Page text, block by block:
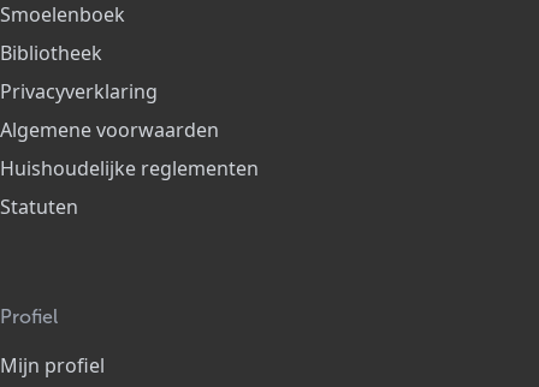
Smoelenboek
Bibliotheek
Privacyverklaring
Algemene voorwaarden
Huishoudelijke reglementen
Statuten
Profiel
Mijn profiel